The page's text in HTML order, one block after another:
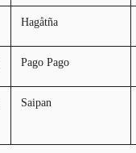
Hagåtña
Pago Pago
Saipan